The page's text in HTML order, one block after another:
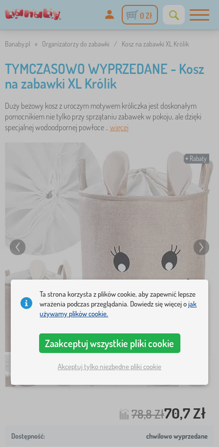
0 Zł
Banaby.pl » Organizatorzy do zabawki / Kosz na zabawki XL Królik
TYMCZASOWO WYPRZEDANE - Kosz
na zabawki XL Królik
Duży beżowy kosz z uroczym motywem króliczka jest doskonałym
pomocnikiem nie tylko przy sprzątaniu zabawek w pokoju, ale dzięki
specjalnej wodoodpornej powłoce .. więcej
Rabaty
78,8 Zł70,7 Zł
chwilowo wyprzedane
Ta strona korzysta z plików cookie, aby zapewnić lepsze
wrażenia podczas przeglądania. Dowiedz się więcej ojak
używamy plików cookie.
Zaakceptuj wszystkie pliki cookie
Akceptuj tylko niezbędne pliki cookie